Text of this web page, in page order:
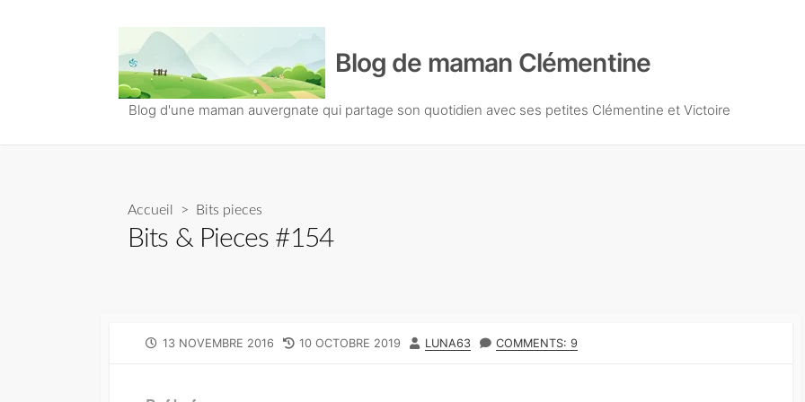
c
Blog de maman Clémentine
Blog d'une maman auvergnate qui partage son quotidien avec ses petites Clémentine et Victoire
Accueil > Bits pieces
Bits & Pieces #154
P
L
13 NOVEMBRE 2016
L
10 OCTOBRE 2019
A
LUNA63 COMMENTS: 9